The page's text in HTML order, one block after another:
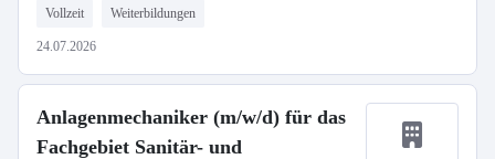
Vollzeit Weiterbildungen
24.07.2026
Anlagenmechaniker (m/w/d) für das
Fachgebiet Sanitär- und